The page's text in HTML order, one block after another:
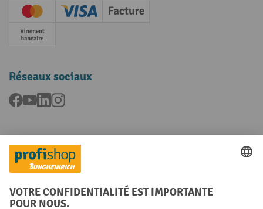
Creditcard (Master)Creditcard (Visa)
Facture
Paiement anticipé
Réseaux sociaux
Facebook
YouTubeLinkedInInstagram
Langues
FR NL